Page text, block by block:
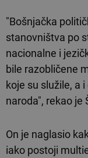
"Bošnjačka
stanovništva po
nacionalne i
bile razobličene
koje su služile, a
naroda", rekao je
On je naglasio
iako postoji